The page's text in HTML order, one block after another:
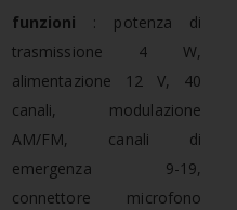
funzioni : potenza di
trasmissione 4 W,
alimentazione 12 V, 40
canali, modulazione
AM/FM, canali di
emergenza 9-19,
connettore microfono